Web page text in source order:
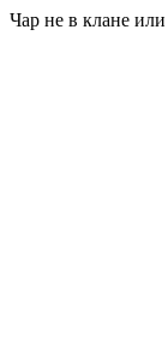
Чар не в клане